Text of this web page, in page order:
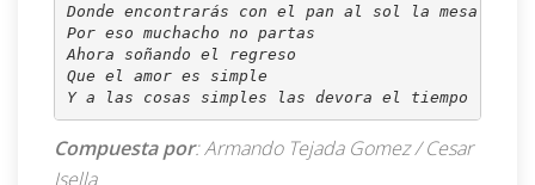
Donde encontrarás con el pan al sol la mesa
Por eso muchacho no partas
Ahora soñando el regreso
Que el amor es simple
Y a las cosas simples las devora el tiempo
Compuesta por: Armando Tejada Gomez / Cesar
Isella